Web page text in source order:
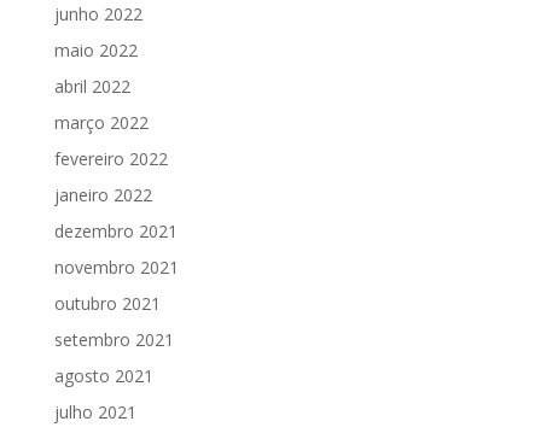
junho 2022
maio 2022
abril 2022
março 2022
fevereiro 2022
janeiro 2022
dezembro 2021
novembro 2021
outubro 2021
setembro 2021
agosto 2021
julho 2021